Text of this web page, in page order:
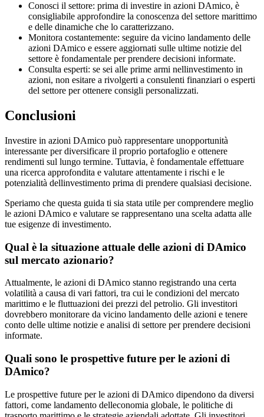
Conosci il settore: prima di investire in azioni DAmico, è
consigliabile approfondire la conoscenza del settore marittimo
e delle dinamiche che lo caratterizzano.
Monitora costantemente: seguire da vicino landamento delle
azioni DAmico e essere aggiornati sulle ultime notizie del
settore è fondamentale per prendere decisioni informate.
Consulta esperti: se sei alle prime armi nellinvestimento in
azioni, non esitare a rivolgerti a consulenti finanziari o esperti
del settore per ottenere consigli personalizzati.
Conclusioni
Investire in azioni DAmico può rappresentare unopportunità
interessante per diversificare il proprio portafoglio e ottenere
rendimenti sul lungo termine. Tuttavia, è fondamentale effettuare
una ricerca approfondita e valutare attentamente i rischi e le
potenzialità dellinvestimento prima di prendere qualsiasi decisione.
Speriamo che questa guida ti sia stata utile per comprendere meglio
le azioni DAmico e valutare se rappresentano una scelta adatta alle
tue esigenze di investimento.
Qual è la situazione attuale delle azioni di DAmico
sul mercato azionario?
Attualmente, le azioni di DAmico stanno registrando una certa
volatilità a causa di vari fattori, tra cui le condizioni del mercato
marittimo e le fluttuazioni dei prezzi del petrolio. Gli investitori
dovrebbero monitorare da vicino landamento delle azioni e tenere
conto delle ultime notizie e analisi di settore per prendere decisioni
informate.
Quali sono le prospettive future per le azioni di
DAmico?
Le prospettive future per le azioni di DAmico dipendono da diversi
fattori, come landamento delleconomia globale, le politiche di